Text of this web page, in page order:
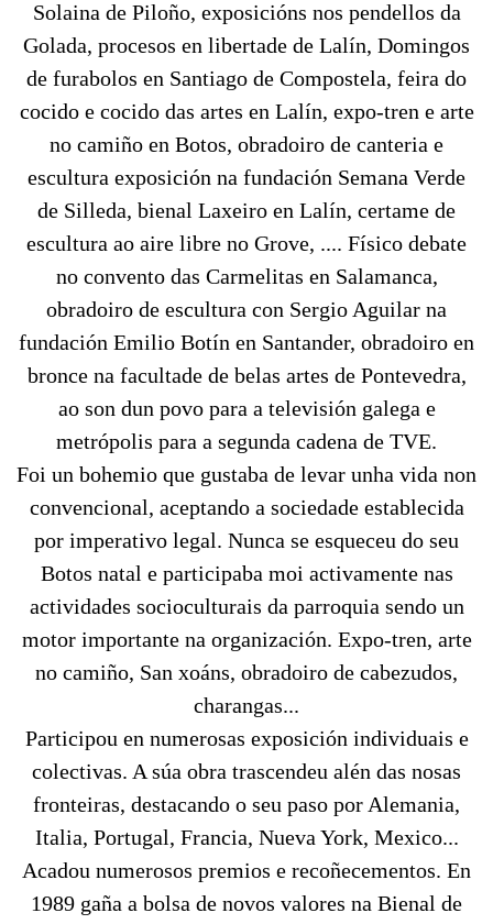
Solaina de Piloño, exposicións nos pendellos da
Golada, procesos en libertade de Lalín, Domingos
de furabolos en Santiago de Compostela, feira do
cocido e cocido das artes en Lalín, expo-tren e arte
no camiño en Botos, obradoiro de canteria e
escultura exposición na fundación Semana Verde
de Silleda, bienal Laxeiro en Lalín, certame de
escultura ao aire libre no Grove, .... Físico debate
no convento das Carmelitas en Salamanca,
obradoiro de escultura con Sergio Aguilar na
fundación Emilio Botín en Santander, obradoiro en
bronce na facultade de belas artes de Pontevedra,
ao son dun povo para a televisión galega e
metrópolis para a segunda cadena de TVE.
Foi un bohemio que gustaba de levar unha vida non
convencional, aceptando a sociedade establecida
por imperativo legal. Nunca se esqueceu do seu
Botos natal e participaba moi activamente nas
actividades socioculturais da parroquia sendo un
motor importante na organización. Expo-tren, arte
no camiño, San xoáns, obradoiro de cabezudos,
charangas...
Participou en numerosas exposición individuais e
colectivas. A súa obra trascendeu alén das nosas
fronteiras, destacando o seu paso por Alemania,
Italia, Portugal, Francia, Nueva York, Mexico...
Acadou numerosos premios e recoñecementos. En
1989 gaña a bolsa de novos valores na Bienal de